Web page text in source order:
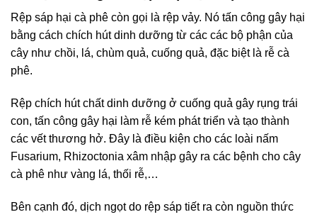
Rệp sáp hại cà phê còn gọi là rệp vảy. Nó tấn công gây hại
bằng cách chích hút dinh dưỡng từ các các bộ phận của
cây như chồi, lá, chùm quả, cuống quả, đặc biệt là rễ cà
phê.
Rệp chích hút chất dinh dưỡng ở cuống quả gây rụng trái
con, tấn công gây hại làm rễ kém phát triển và tạo thành
các vết thương hở. Đây là điều kiện cho các loài nấm
Fusarium, Rhizoctonia xâm nhập gây ra các bệnh cho cây
cà phê như vàng lá, thối rễ,…
Bên cạnh đó, dịch ngọt do rệp sáp tiết ra còn nguồn thức